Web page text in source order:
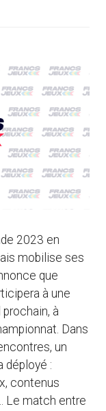
2023 en
mobilise ses
que
à une
à
Dans
un
déployé :
contenus
Le match entre